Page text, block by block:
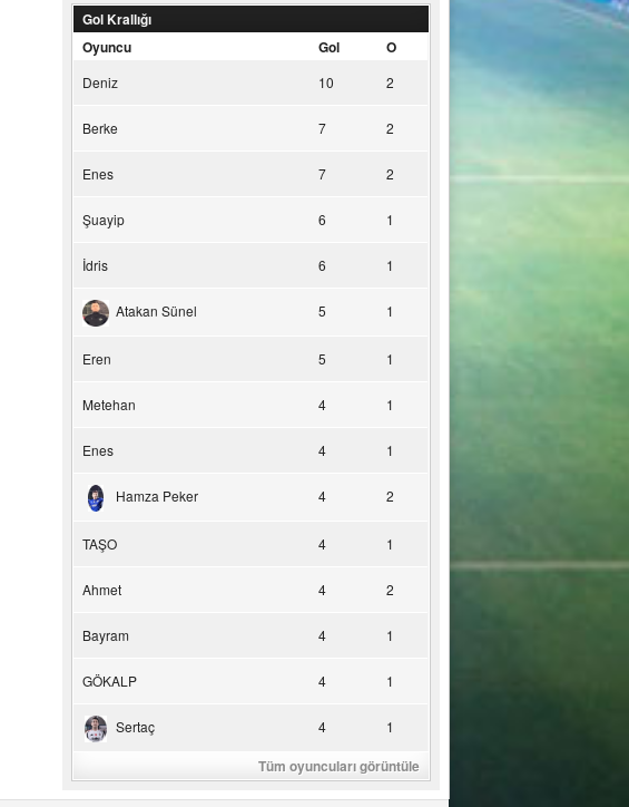
Gol Krallığı
Oyuncu
Gol O
Deniz 10 2
Berke 7 2
Enes 7 2
Şuayip 6 1
İdris 6 1
Atakan Sünel 5 1
Eren 5 1
Metehan 4 1
Enes 4 1
Hamza Peker 4 2
TAŞO 4 1
Ahmet 4 2
Bayram 4 1
GÖKALP 4 1
Sertaç 4 1
Tüm oyuncuları görüntüle